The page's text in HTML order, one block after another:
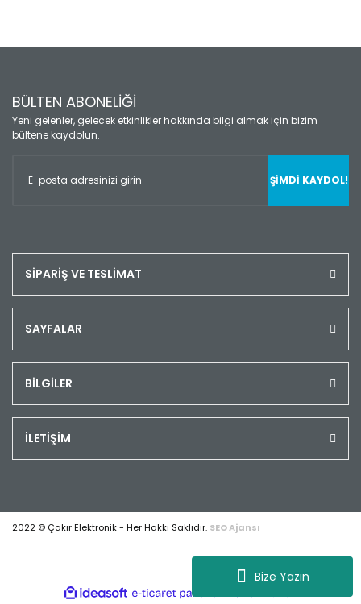
Bize Yazın
BÜLTEN ABONELİĞİ
Yeni gelenler, gelecek etkinlikler hakkında bilgi almak için bizim
bültene kaydolun.
ŞİMDİ KAYDOL!
SİPARİŞ VE TESLİMAT
SAYFALAR
BİLGİLER
İLETİŞİM
2022 © Çakır Elektronik - Her Hakkı Saklıdır. SEO Ajansı
ideasoft